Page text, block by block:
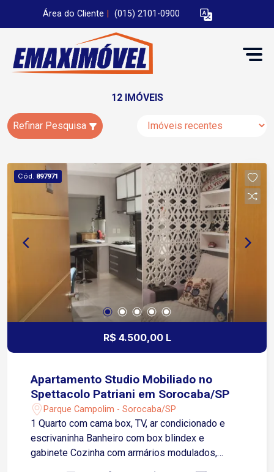
Área do Cliente (015) 2101-0900
12 IMÓVEIS
Refinar Pesquisa
Cód. 897971
R$ 4.500,00 L
Apartamento Studio Mobiliado no
Spettacolo Patriani em Sorocaba/SP
Parque Campolim - Sorocaba/SP
1 Quarto com cama box, TV, ar condicionado e
escrivaninha Banheiro com box blindex e
gabinete Cozinha com armários modulados,